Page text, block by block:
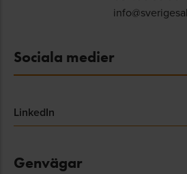
Sociala medier
LinkedIn
Genvägar